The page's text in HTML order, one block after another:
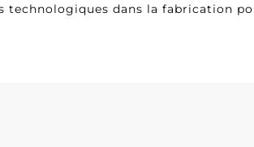
technologiques dans la fabrication